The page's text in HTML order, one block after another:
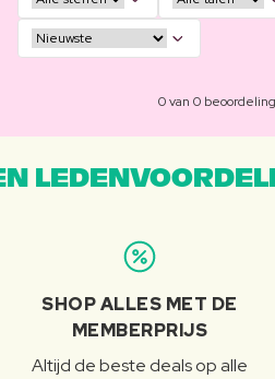
0 van 0
SHOP ALLES MET DE
MEMBERPRIJS
Altijd de beste deals op alle